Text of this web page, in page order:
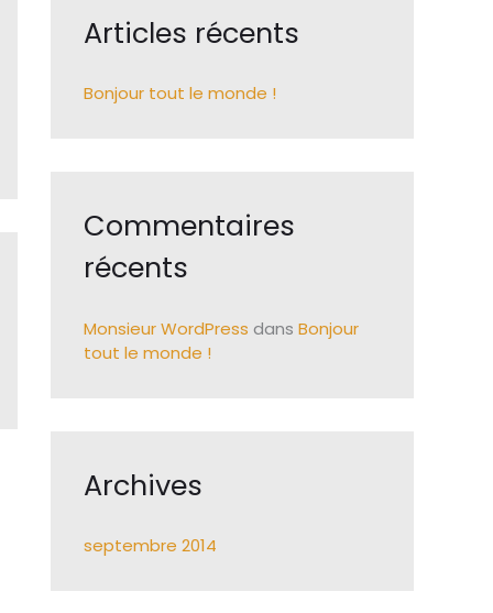
e
c
Articles récents
Bonjour tout le monde !
Commentaires
récents
Monsieur WordPress dans Bonjour
tout le monde !
Archives
septembre 2014